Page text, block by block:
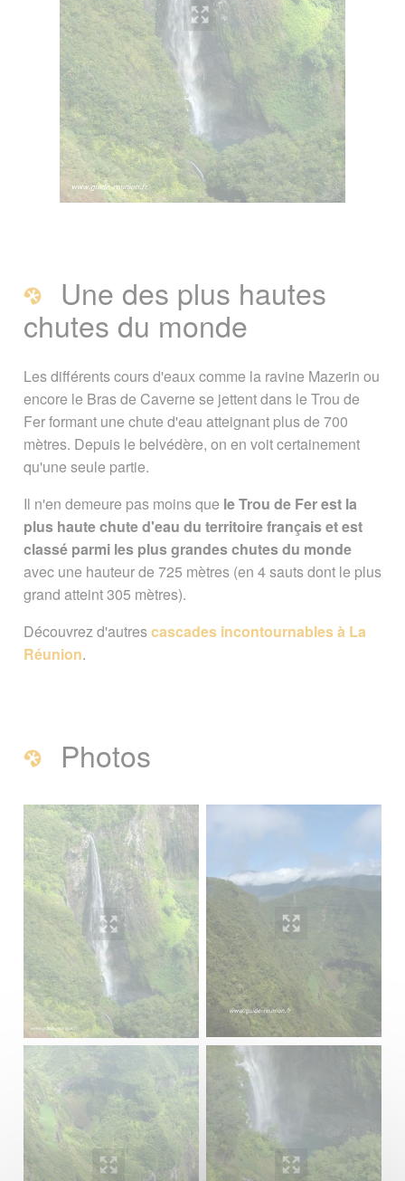
Une des plus hautes
chutes du monde
Les différents cours d'eaux comme la ravine Mazerin ou
encore le Bras de Caverne se jettent dans le Trou de
Fer formant une chute d'eau atteignant plus de 700
mètres. Depuis le belvédère, on en voit certainement
qu'une seule partie.
Il n'en demeure pas moins que le Trou de Fer est la
plus haute chute d'eau du territoire français et est
classé parmi les plus grandes chutes du monde
avec une hauteur de 725 mètres (en 4 sauts dont le plus
grand atteint 305 mètres).
Découvrez d'autrescascades incontournables à La
Réunion.
Photos